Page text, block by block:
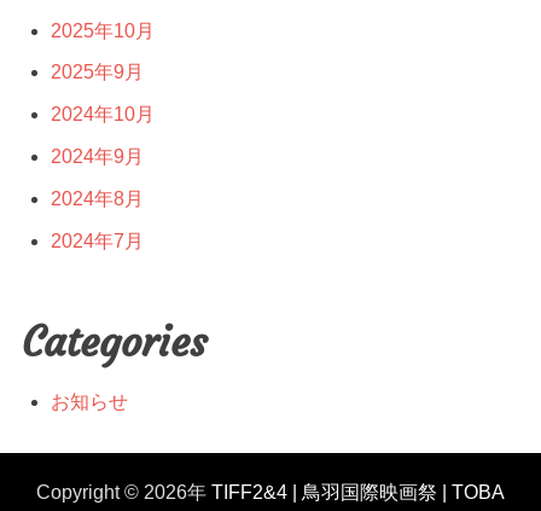
2025年10月
2025年9月
2024年10月
2024年9月
2024年8月
2024年7月
Categories
お知らせ
Copyright © 2026年 TIFF2&4 | 鳥羽国際映画祭 | TOBA